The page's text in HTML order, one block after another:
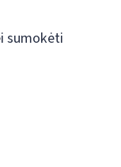
sumokėti